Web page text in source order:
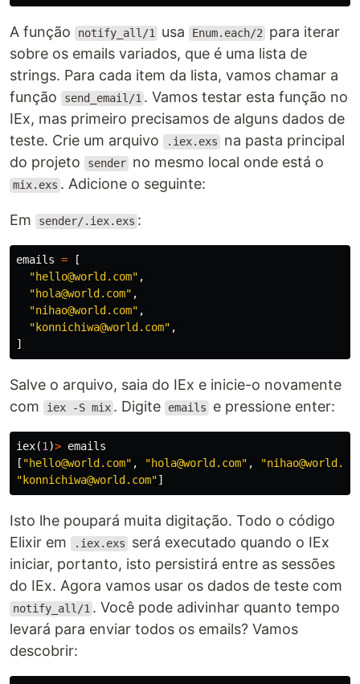
A função notify_all/1 usa Enum.each/2
para iterar
sobre os emails variados, que é uma lista de
strings. Para cada item da lista, vamos chamar a
função
send_email/1 . Vamos testar esta função no
IEx, mas primeiro precisamos de alguns dados de
teste. Crie um arquivo
.iex.exs
na pasta principal
do projeto
sender no mesmo local onde está o
mix.exs . Adicione o seguinte:
Em sender/.iex.exs :
emails =
[
"hello@world.com" ,
"hola@world.com" ,
"nihao@world.com" ,
"konnichiwa@world.com" ,
]
Salve o arquivo, saia do IEx e inicie-o novamente
com
iex -S mix . Digite emails e pressione enter:
iex(1 )> emails
[ "hello@world.com" , "hola@world.com" ,
"konnichiwa@world.com"]
Isto lhe poupará muita digitação. Todo o código
Elixir em
.iex.exs
será executado quando o IEx
iniciar, portanto, isto persistirá entre as sessões
do IEx. Agora vamos usar os dados de teste com
notify_all/1 . Você pode adivinhar quanto tempo
levará para enviar todos os emails? Vamos
descobrir: